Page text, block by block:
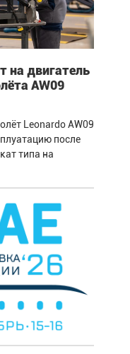
на двигатель
AW09
Leonardo AW09
после
типа на